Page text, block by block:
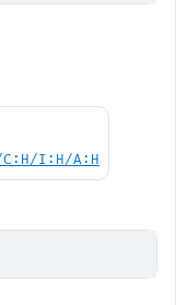
C:H/I:H/A:H